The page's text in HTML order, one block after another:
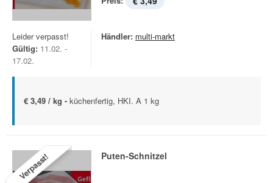
Leider verpasst!
Gültig: 11.02. -
17.02.
Händler: multi-markt
€ 3,49 / kg - küchenfertig, HKI. A 1 kg
Verpasst! Puten-Schnitzel